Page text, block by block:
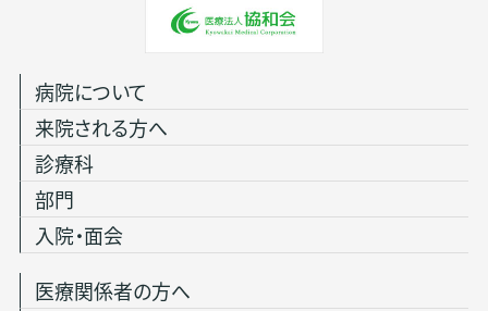
病院について
来院される方へ
診療科
部門
入院・面会
医療関係者の方へ